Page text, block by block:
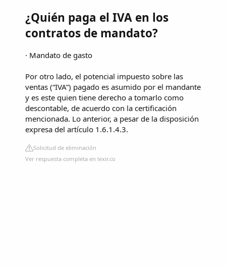
¿Quién paga el IVA en los
contratos de mandato?
· Mandato de gasto
Por otro lado, el potencial impuesto sobre las
ventas (“IVA”) pagado es asumido por el mandante
y es este quien tiene derecho a tomarlo como
descontable, de acuerdo con la certificación
mencionada. Lo anterior, a pesar de la disposición
expresa del artículo 1.6.1.4.3.
Solicitud de eliminación
Ver respuesta completa en lexir.co